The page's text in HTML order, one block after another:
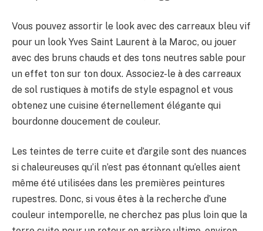
Vous pouvez assortir le look avec des carreaux bleu vif
pour un look Yves Saint Laurent à la Maroc, ou jouer
avec des bruns chauds et des tons neutres sable pour
un effet ton sur ton doux. Associez-le à des carreaux
de sol rustiques à motifs de style espagnol et vous
obtenez une cuisine éternellement élégante qui
bourdonne doucement de couleur.
Les teintes de terre cuite et d’argile sont des nuances
si chaleureuses qu’il n’est pas étonnant qu’elles aient
même été utilisées dans les premières peintures
rupestres. Donc, si vous êtes à la recherche d’une
couleur intemporelle, ne cherchez pas plus loin que la